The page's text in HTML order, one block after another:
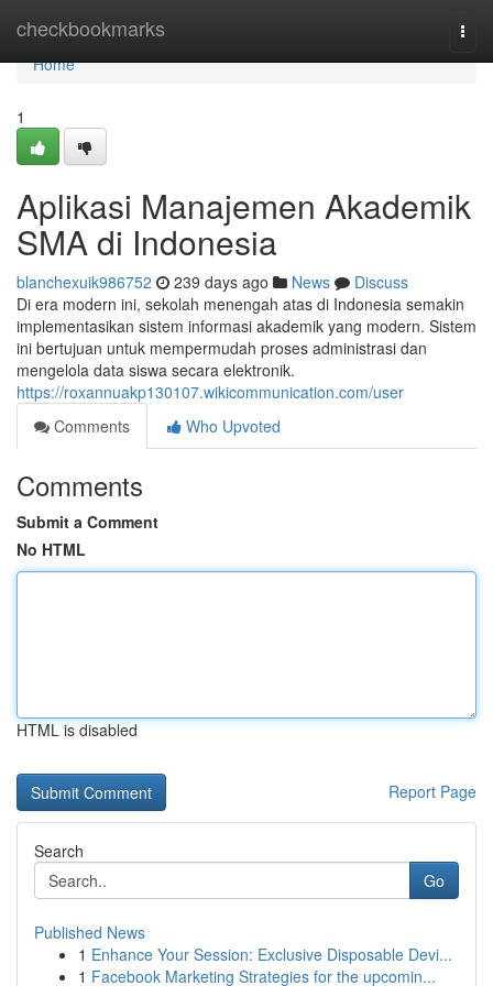
checkbookmarks
Home
Home
1
Aplikasi Manajemen Akademik
SMA di Indonesia
blanchexuik986752 239 days ago News
Discuss
Di era modern ini, sekolah menengah atas di Indonesia semakin
implementasikan sistem informasi akademik yang modern. Sistem
ini bertujuan untuk mempermudah proses administrasi dan
mengelola data siswa secara elektronik.
https://roxannuakp130107.wikicommunication.com/user
Comments
Who Upvoted
Comments
Submit a Comment
No HTML
HTML is disabled
Report Page
Search
Go
Published News
1 Enhance Your Session: Exclusive Disposable Devi...
1 Facebook Marketing Strategies for the upcomin...